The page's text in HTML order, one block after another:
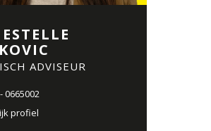
ADVISEUR
0665002
profiel